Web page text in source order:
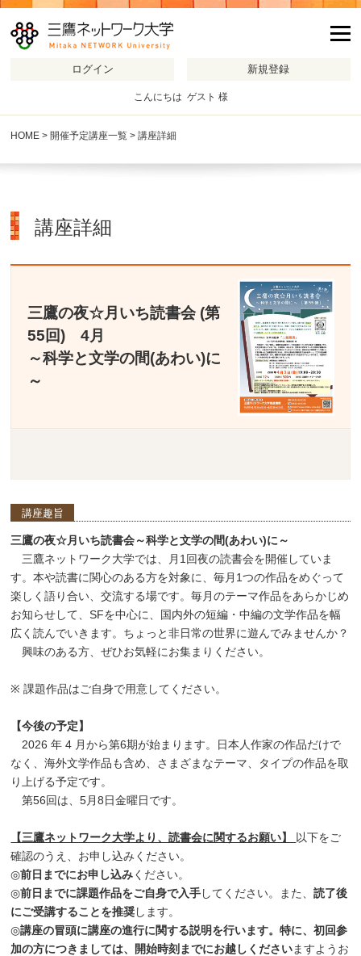
こんにちは ゲスト 様
HOME > 開催予定講座一覧 > 講座詳細
講座詳細
三鷹の夜☆月いち読書会 (第
55回) 4月
～科学と文学の間(あわい)に
～
講座趣旨
三鷹の夜☆月いち読書会～科学と文学の間(あわい)に ～
三鷹ネットワーク大学では、月1回夜の読書会を開催していま
す。本や読書に関心のある方を対象に、毎月1つの作品をめぐって
楽しく語り合い、交流する場です。毎月のテーマ作品をあらかじめ
お知らせして、SFを中心に、国内外の短編・中編の文学作品を幅
広く読んでいきます。ちょっと非日常の世界に遊んでみませんか？
興味のある方、ぜひお気軽にお集まりください。
※ 課題作品はご自身で用意してください。
【今後の予定】
2026 年 4 月から第6期が始まります。日本人作家の作品だけで
なく、海外文学作品も含め、さまざまなテーマ、タイプの作品を取
り上げる予定です。
第56回は、5月8日金曜日です。
【三鷹ネットワーク大学より、読書会に関するお願い】 以下をご
確認のうえ、お申し込みください。
◎前日までにお申し込みください。
◎前日までに課題作品をご自身で入手してください。また、読了後
にご受講することを推奨します。
◎講座の冒頭に講座の進行に関する説明を行います。特に、初回参
加の方につきましては、開始時刻までにお越しくださいますようお